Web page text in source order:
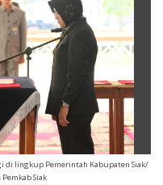
di lingkup Pemerintah Kabupaten Siak/
Siak